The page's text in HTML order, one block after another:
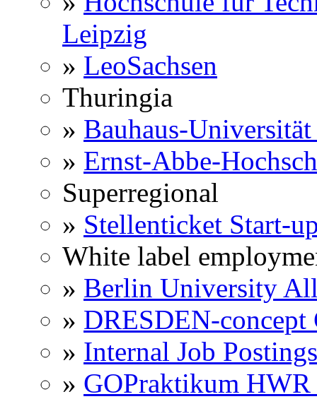
Leipzig
» LeoSachsen
Thuringia
» Bauhaus-
» Ernst-Abbe-
Superregional
» Stellenticket Start-
White label
» Berlin University
» DRESDEN-concept
» Internal Job
» GOPraktikum